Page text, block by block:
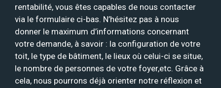
rentabilité, vous êtes capables de nous contacter
via le formulaire ci-bas. N’hésitez pas à nous
donner le maximum d’informations concernant
votre demande, à savoir : la configuration de votre
toit, le type de bâtiment, le lieux où celui-ci se situe,
le nombre de personnes de votre foyer,etc. Grâce à
cela, nous pourrons déjà orienter notre réflexion et